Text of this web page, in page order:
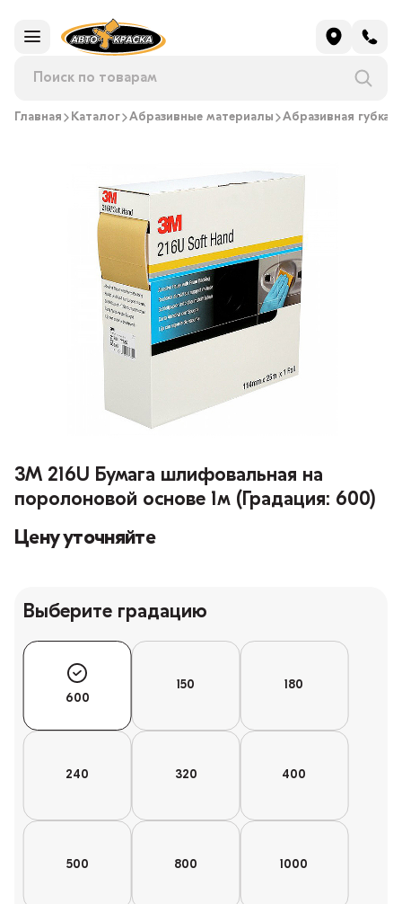
Главная Каталог Абразивные материалы Абразивная губка
3M 216U Бумага шлифовальная на
поролоновой основе 1м (Градация: 600)
Цену уточняйте
Выберите градацию
600
150 180
240 320 400
500 800 1000